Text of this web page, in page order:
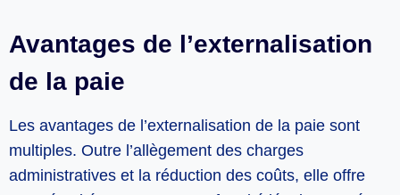
Avantages de l’externalisation
de la paie
Les avantages de l’externalisation de la paie sont
multiples. Outre l’allègement des charges
administratives et la réduction des coûts, elle offre